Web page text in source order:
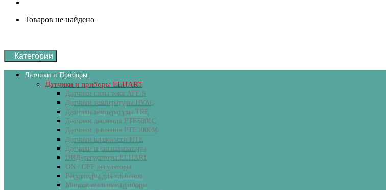
Товаров не найдено
Категории
Датчики и Приборы
Датчики и приборы ELHART
Датчики силы тока ATE.S
Датчики температуры HVAC
Датчики температуры ТRE
Датчики давления PTE5000C
Датчики давления РТЕ1000М
Датчики влажности HTE
Датчики и сигнализаторы
ПИД-регуляторы ELHART
ON / OFF регуляторы
Регуляторы для клапанов
Многоканальные приборы